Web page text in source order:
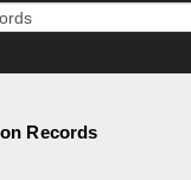
Records